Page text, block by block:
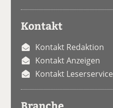
Kontakt
Kontakt Redaktion
Kontakt Anzeigen
Kontakt Leserservice